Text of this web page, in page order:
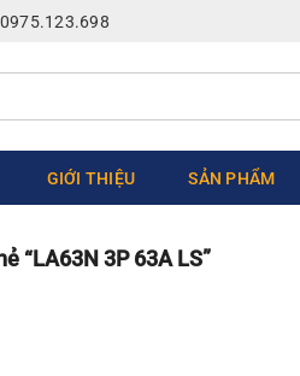
GIỚI THIỆU SẢN PHẨM
“LA63N 3P 63A LS”